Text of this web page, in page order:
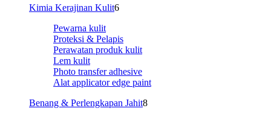
Kimia Kerajinan Kulit6
Pewarna kulit
Proteksi & Pelapis
Perawatan produk kulit
Lem kulit
Photo transfer adhesive
Alat applicator edge paint
Benang & Perlengkapan Jahit8